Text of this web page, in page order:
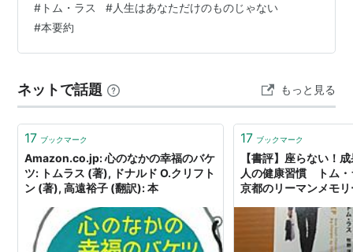
・人生がつまらない・残りの人生をより良くしていきた
い・なんのために自分が生きているのか分からない そん
な悩みを、『ストレングス・ファインダー』の著者でも
▶『人生はあなただけのものじゃない』：結論とかんた
んな要約▶著者、…
# トム・ラス #人生はあなただけのものじゃない
#本要約
ネットで話題 もっと見る
17 ブックマーク
Amazon.co.jp: 心のなかの幸福のバケ
ツ: トムラス (著), ドナルド O.クリフト
ン (著), 高遠裕子 (翻訳): 本
17 ブックマーク
【書評】座らない！
人の健康習慣 トム
京都のリーマンメモ